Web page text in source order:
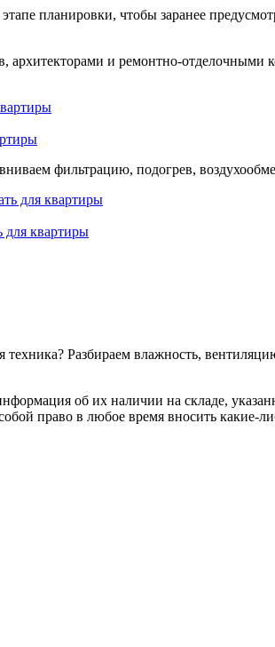
планировки, чтобы заранее
архитекторами и ремонтно-
фильтрацию, подогрев,
для квартиры
Разбираем влажность,
об их наличии на складе,
право в любое время вносить какие-